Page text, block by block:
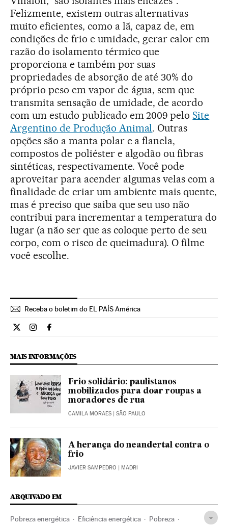
Felizmente, existem outras alternativas
muito eficientes, como a lã, capaz de, em
condições de frio e umidade, gerar calor em
razão do isolamento térmico que
proporciona e também por suas
propriedades de absorção de até 30% do
próprio peso em vapor de água, sem que
transmita sensação de umidade, de acordo
com um estudo publicado em 2009 peloSite
Argentino de Produção Animal. Outras
opções são a manta polar e a flanela,
compostos de poliéster e algodão ou fibras
sintéticas, respectivamente. Você pode
aproveitar para acender algumas velas com a
finalidade de criar um ambiente mais quente,
mas é preciso que saiba que seu uso não
contribui para incrementar a temperatura do
lugar (a não ser que as coloque perto de seu
corpo, com o risco de queimadura). O filme
você escolhe.
Receba o boletim do EL PAÍS América
Estilo El País Brasil en Twitter
Estilo El País Brasil en Instagram
Estilo El País Brasil en Facebook
MAIS INFORMAÇÕES
Frio solidário: paulistanos
mobilizados para doar roupas a
moradores de rua
CAMILA MORAES | SÃO PAULO
A herança do neandertal contra o
frio
JAVIER SAMPEDRO | MADRI
ARQUIVADO EM
Pobreza energética Eficiência energética Pobreza